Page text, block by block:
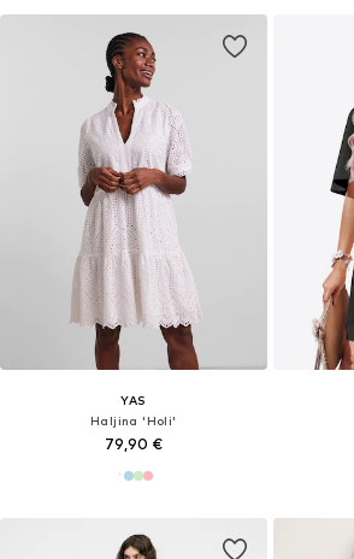
YAS
Haljina 'Holi'
79,90 €